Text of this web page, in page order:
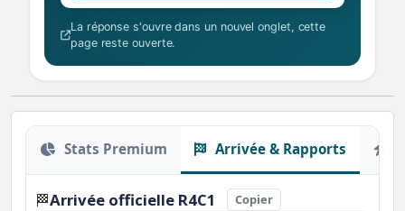
La réponse s'ouvre dans un nouvel onglet, cette
page reste ouverte.
Stats Premium Arrivée & Rapports
🏁Arrivée officielle R4C1 Copier